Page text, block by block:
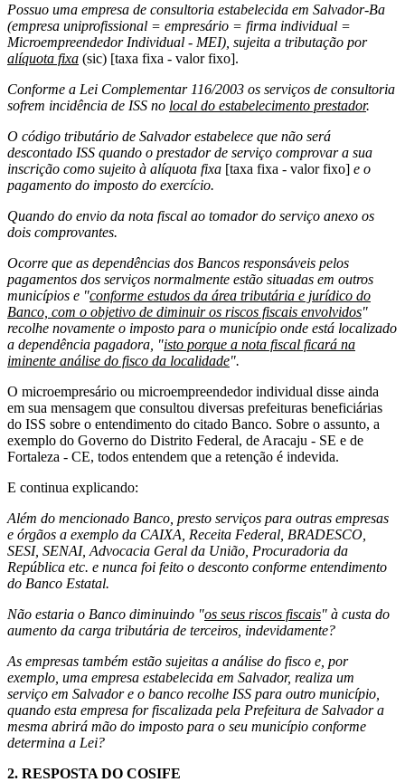
Possuo uma empresa de consultoria estabelecida em Salvador-Ba
(empresa uniprofissional = empresário = firma individual =
Microempreendedor Individual - MEI), sujeita a tributação por
alíquota fixa (sic) [taxa fixa - valor fixo].
Conforme a Lei Complementar 116/2003 os serviços de consultoria
sofrem incidência de ISS no local do estabelecimento prestador.
O código tributário de Salvador estabelece que não será
descontado ISS quando o prestador de serviço comprovar a sua
inscrição como sujeito à alíquota fixa [taxa fixa - valor fixo] e o
pagamento do imposto do exercício.
Quando do envio da nota fiscal ao tomador do serviço anexo os
dois comprovantes.
Ocorre que as dependências dos Bancos responsáveis pelos
pagamentos dos serviços normalmente estão situadas em outros
municípios e "conforme estudos da área tributária e jurídico do
Banco, com o objetivo de diminuir os riscos fiscais envolvidos"
recolhe novamente o imposto para o município onde está localizado
a dependência pagadora, "isto porque a nota fiscal ficará na
iminente análise do fisco da localidade".
O microempresário ou microempreendedor individual disse ainda
em sua mensagem que consultou diversas prefeituras beneficiárias
do ISS sobre o entendimento do citado Banco. Sobre o assunto, a
exemplo do Governo do Distrito Federal, de Aracaju - SE e de
Fortaleza - CE, todos entendem que a retenção é indevida.
E continua explicando:
Além do mencionado Banco, presto serviços para outras empresas
e órgãos a exemplo da CAIXA, Receita Federal, BRADESCO,
SESI, SENAI, Advocacia Geral da União, Procuradoria da
República etc. e nunca foi feito o desconto conforme entendimento
do Banco Estatal.
Não estaria o Banco diminuindo "os seus riscos fiscais" à custa do
aumento da carga tributária de terceiros, indevidamente?
As empresas também estão sujeitas a análise do fisco e, por
exemplo, uma empresa estabelecida em Salvador, realiza um
serviço em Salvador e o banco recolhe ISS para outro município,
quando esta empresa for fiscalizada pela Prefeitura de Salvador a
mesma abrirá mão do imposto para o seu município conforme
determina a Lei?
2. RESPOSTA DO COSIFE